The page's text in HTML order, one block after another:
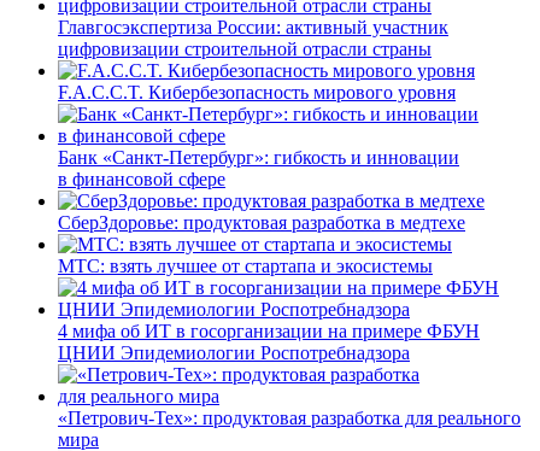
Главгосэкспертиза России: активный участник
цифровизации строительной отрасли страны
F.A.C.C.T. Кибербезопасность мирового уровня
Банк «Санкт-Петербург»: гибкость и инновации
в финансовой сфере
СберЗдоровье: продуктовая разработка в медтехе
МТС: взять лучшее от стартапа и экосистемы
4 мифа об ИТ в госорганизации на примере ФБУН
ЦНИИ Эпидемиологии Роспотребнадзора
«Петрович-Тех»: продуктовая разработка для реального
мира